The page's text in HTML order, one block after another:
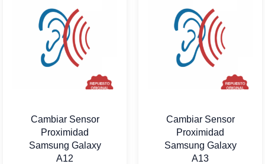
Cambiar Sensor
Proximidad
Samsung Galaxy
A12
Cambiar Sensor
Proximidad
Samsung Galaxy
A13